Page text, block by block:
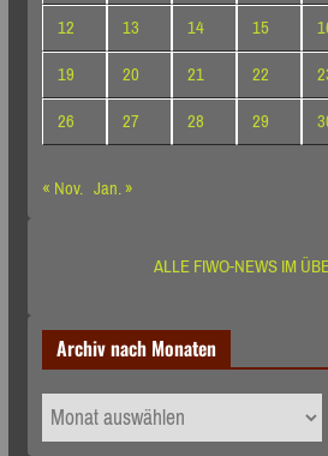
12
13 14 15
19
20 21 22
26
27 28 29
« Nov. Jan. »
ALLE FIWO-NEWS IM
Archiv nach Monaten
Archiv
nach